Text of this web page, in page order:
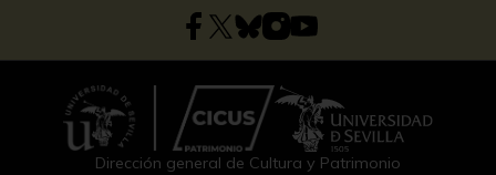
Dirección general de Cultura y Patrimonio